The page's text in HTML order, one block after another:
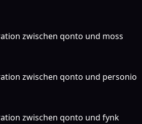
zwischen qonto und moss
zwischen qonto und personio
zwischen qonto und fynk